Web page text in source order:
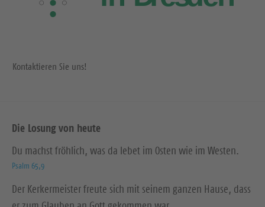
Kontaktieren Sie uns!
Die Losung von heute
Du machst fröhlich, was da lebet im Osten wie im Westen.
Psalm 65,9
Der Kerkermeister freute sich mit seinem ganzen Hause, dass